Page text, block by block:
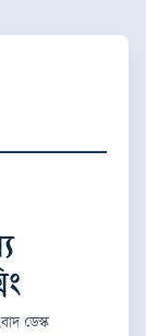
ডেস্ক